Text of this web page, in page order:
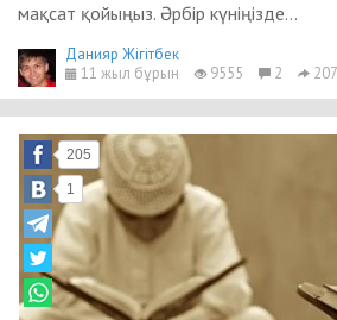
мақсат қойыңыз. Әрбір күніңізде...
Данияр Жігітбек
11 жыл бұрын
9555 2 207
205
1